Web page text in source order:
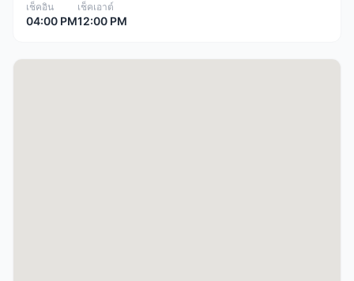
เช็คอิน
04:00 PM
เช็คเอาต์
12:00 PM